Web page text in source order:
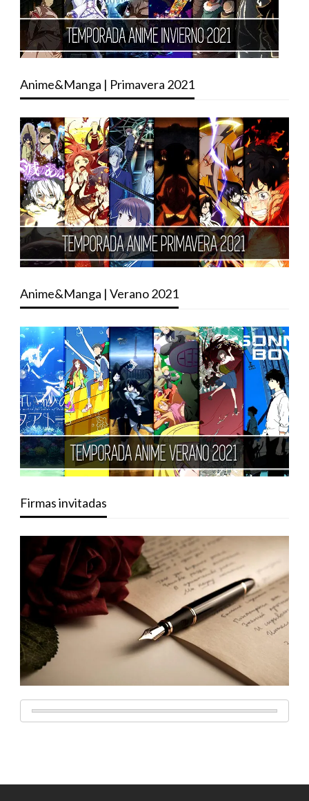
Anime&Manga | Primavera 2021
Anime&Manga | Verano 2021
Firmas invitadas